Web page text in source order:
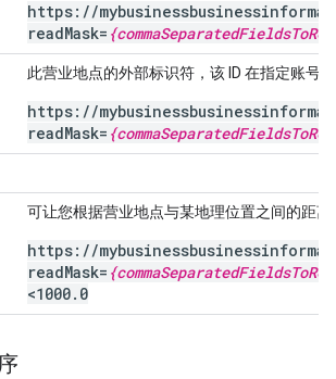
https://
readMask=
此营业地点的外部标识符，该 ID 在指定账号
https://
readMask=
可让您根据营业地点与某地理位置之间的距离
https://
readMask=
<1000.0